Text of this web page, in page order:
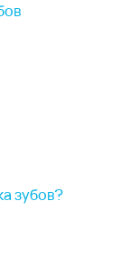
зубов?